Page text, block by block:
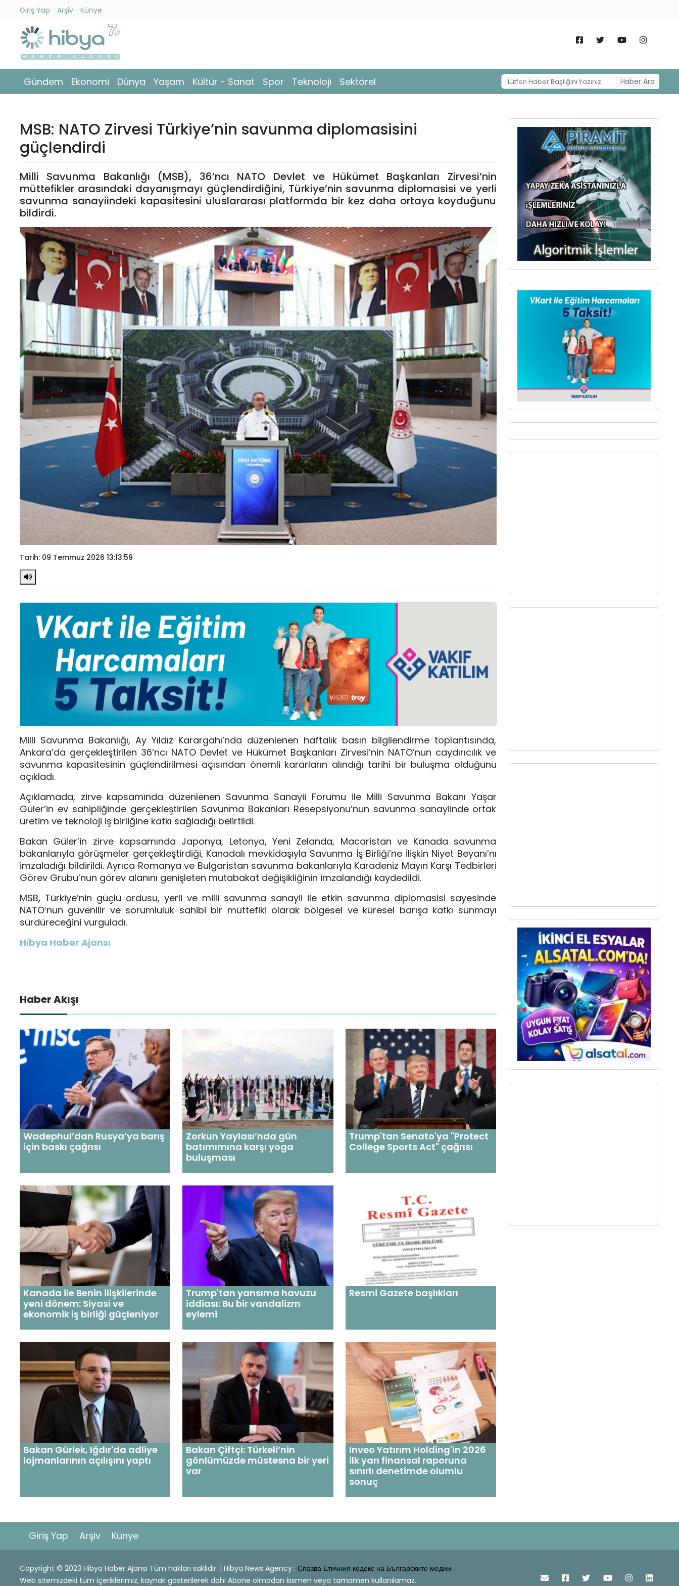
Giriş Yap Arşiv Künye
Gündem Ekonomi Dünya Yaşam Kültür - Sanat Spor Teknoloji Sektörel Haber Ara
Gündem
Ekonomi
Yaşam
Kültür
Sanat
Spor
Teknoloji
Sektörel
Arşiv
Künye
Giriş
MSB: NATO Zirvesi Türkiye’nin savunma diplomasisini
güçlendirdi
Milli Savunma Bakanlığı (MSB), 36’ncı NATO Devlet ve Hükümet Başkanları Zirvesi’nin
müttefikler arasındaki dayanışmayı güçlendirdiğini, Türkiye’nin savunma diplomasisi ve yerli
savunma sanayiindeki kapasitesini uluslararası platformda bir kez daha ortaya koyduğunu
bildirdi.
Tarih: 09 Temmuz 2026 13:13:59
Milli Savunma Bakanlığı, Ay Yıldız Karargahı’nda düzenlenen haftalık basın bilgilendirme toplantısında,
Ankara’da gerçekleştirilen 36’ncı NATO Devlet ve Hükümet Başkanları Zirvesi’nin NATO’nun caydırıcılık ve
savunma kapasitesinin güçlendirilmesi açısından önemli kararların alındığı tarihi bir buluşma olduğunu
açıkladı.
Açıklamada, zirve kapsamında düzenlenen Savunma Sanayii Forumu ile Milli Savunma Bakanı Yaşar
Güler’in ev sahipliğinde gerçekleştirilen Savunma Bakanları Resepsiyonu’nun savunma sanayiinde ortak
üretim ve teknoloji iş birliğine katkı sağladığı belirtildi.
Bakan Güler’in zirve kapsamında Japonya, Letonya, Yeni Zelanda, Macaristan ve Kanada savunma
bakanlarıyla görüşmeler gerçekleştirdiği, Kanadalı mevkidaşıyla Savunma İş Birliği’ne İlişkin Niyet Beyanı’nı
imzaladığı bildirildi. Ayrıca Romanya ve Bulgaristan savunma bakanlarıyla Karadeniz Mayın Karşı Tedbirleri
Görev Grubu’nun görev alanını genişleten mutabakat değişikliğinin imzalandığı kaydedildi.
MSB, Türkiye’nin güçlü ordusu, yerli ve milli savunma sanayii ile etkin savunma diplomasisi sayesinde
NATO’nun güvenilir ve sorumluluk sahibi bir müttefiki olarak bölgesel ve küresel barışa katkı sunmayı
sürdüreceğini vurguladı.
Hibya Haber Ajansı
Haber Akışı
Wadephul’dan Rusya’ya barış
için baskı çağrısı
Zorkun Yaylası’nda gün
batımımına karşı yoga
buluşması
Trump'tan Senato'ya "Protect
College Sports Act" çağrısı
Kanada ile Benin ilişkilerinde
yeni dönem: Siyasi ve
ekonomik iş birliği güçleniyor
Trump'tan yansıma havuzu
iddiası: Bu bir vandalizm
eylemi
Resmi Gazete başlıkları
Bakan Gürlek, Iğdır'da adliye
lojmanlarının açılışını yaptı
Bakan Çiftçi: Türkeli’nin
gönlümüzde müstesna bir yeri
var
Inveo Yatırım Holding'in 2026
ilk yarı finansal raporuna
sınırlı denetimde olumlu
sonuç
Giriş Yap Arşiv Künye
Copyright © 2023 Hibya Haber Ajansı Tüm hakları saklıdır. | Hibya News Agency : Спазва Етичния кодекс на Българските медии.
Web sitemizdeki tüm içeriklerimiz, kaynak gösterilerek dahi Abone olmadan kısmen veya tamamen kullanılamaz.